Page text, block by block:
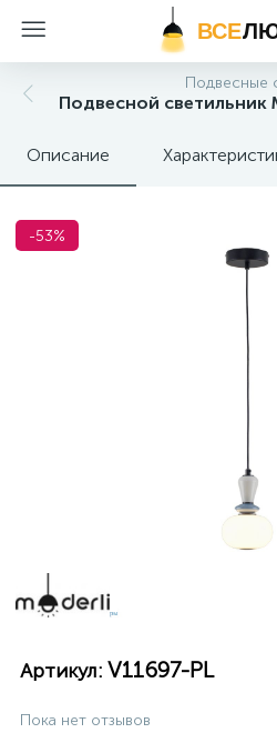
ВСЕ
Подвесные
Подвесной светильник
Описание
-53%
Артикул: V11697-PL
Пока нет отзывов